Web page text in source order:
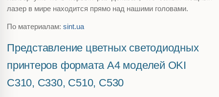
лазер в мире находится прямо над нашими головами.
По материалам: sint.ua
Представление цветных светодиодных
принтеров формата А4 моделей OKI
C310, C330, C510, C530